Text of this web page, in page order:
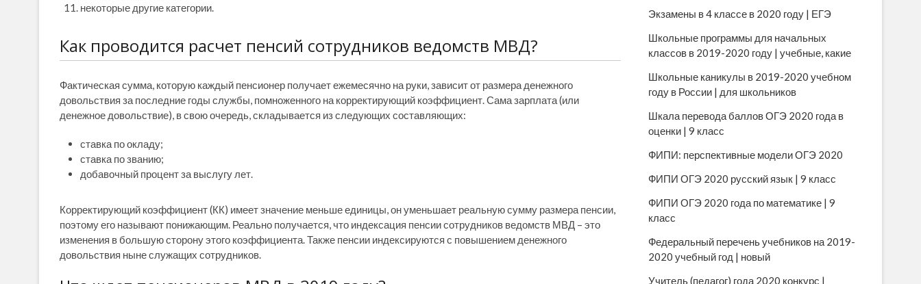
некоторые другие категории.
Как проводится расчет пенсий сотрудников ведомств МВД?
Фактическая сумма, которую каждый пенсионер получает ежемесячно на руки, зависит от размера денежного
довольствия за последние годы службы, помноженного на корректирующий коэффициент. Сама зарплата (или
денежное довольствие), в свою очередь, складывается из следующих составляющих:
ставка по окладу;
ставка по званию;
добавочный процент за выслугу лет.
Корректирующий коэффициент (КК) имеет значение меньше единицы, он уменьшает реальную сумму размера пенсии,
поэтому его называют понижающим. Реально получается, что индексация пенсии сотрудников ведомств МВД – это
изменения в большую сторону этого коэффициента. Также пенсии индексируются с повышением денежного
довольствия ныне служащих сотрудников.
Экзамены в 4 классе в 2020 году | ЕГЭ
Школьные программы для начальных
классов в 2019-2020 году | учебные, какие
Школьные каникулы в 2019-2020 учебном
году в России | для школьников
Шкала перевода баллов ОГЭ 2020 года в
оценки | 9 класс
ФИПИ: перспективные модели ОГЭ 2020
ФИПИ ОГЭ 2020 русский язык | 9 класс
ФИПИ ОГЭ 2020 года по математике | 9
класс
Федеральный перечень учебников на 2019-
2020 учебный год | новый
Учитель (педагог) года 2020 конкурс |